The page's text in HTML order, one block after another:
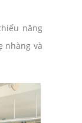
năng
nhàng và